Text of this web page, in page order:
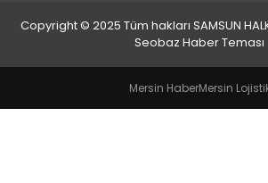
Copyright © 2025 Tüm hakları SAMSUN
Seobaz Haber Teması
Mersin HaberMersin